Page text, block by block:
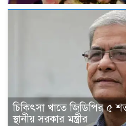
চিকিৎসা খাতে জিডিপির ৫
স্থানীয় সরকার মন্ত্রীর